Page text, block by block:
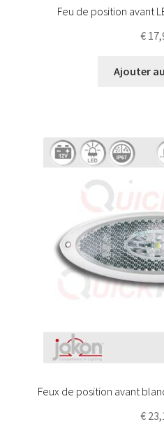
Feu de position avant
€
Ajouter
Feux de position avant
€